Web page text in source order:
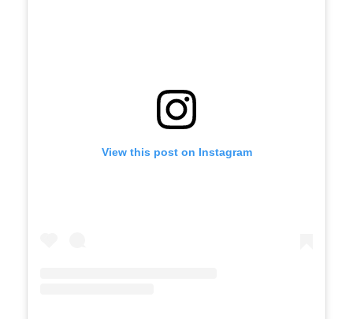
View this post on Instagram